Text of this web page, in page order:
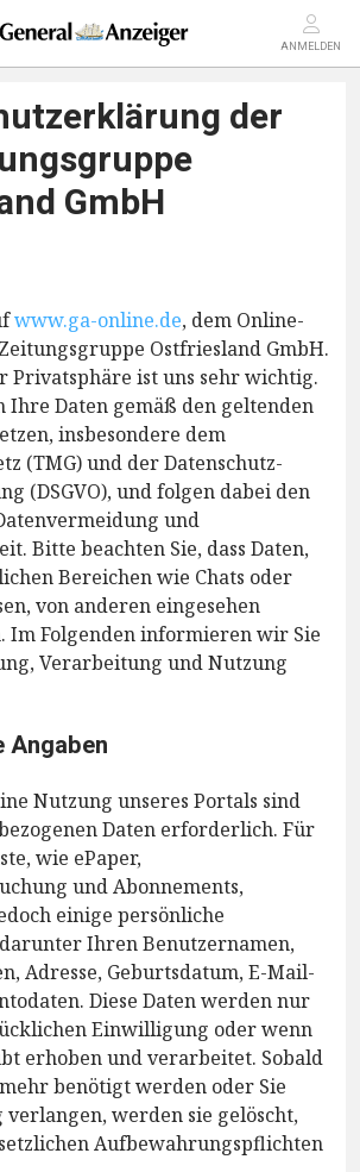
ANMELDEN
der
GmbH
www.ga-online.de, dem Online-
Ostfriesland GmbH.
Privatsphäre ist uns sehr wichtig.
Daten gemäß den geltenden
insbesondere dem
(TMG) und der Datenschutz-
(DSGVO), und folgen dabei den
und
Bitte beachten Sie, dass Daten,
Bereichen wie Chats oder
von anderen eingesehen
Im Folgenden informieren wir Sie
Verarbeitung und Nutzung
Angaben
Nutzung unseres Portals sind
Daten erforderlich. Für
wie ePaper,
und Abonnements,
einige persönliche
Ihren Benutzernamen,
Adresse, Geburtsdatum, E-Mail-
Diese Daten werden nur
Einwilligung oder wenn
erhoben und verarbeitet. Sobald
benötigt werden oder Sie
verlangen, werden sie gelöscht,
Aufbewahrungspflichten